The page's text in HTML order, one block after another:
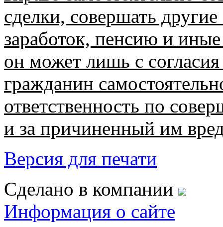
сделки, совершать
заработок, пенсию и
он может лишь с
гражданин
ответственность по
и за причиненный им
Версия для печати
Сделано в компании
Информация о сайте